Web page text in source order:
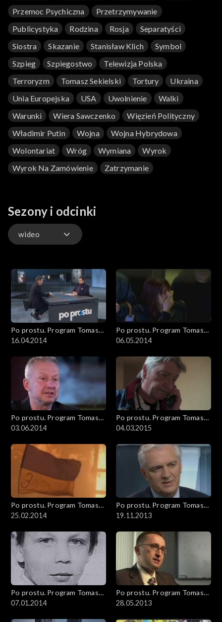
Przemoc Psychiczna
Przetrzymywanie
Publicystyka
Rodzina Rosja
Separatyści
Siostra
Skazanie Stanisław Klich
Symbol
Szpieg
Szpiegostwo
Telewizja Polska
Terroryzm
Tomasz Sekielski Tortury
Ukraina
Unia Europejska
USA Uwolnienie
Walki
Warunki
Wiera Sawczenko
Więzień Polityczny
Władimir Putin
Wojna
Wojna Hybrydowa
Wolontariat
Wróg Wymiana
Wyrok
Wyrok Na Zamówienie
Zatrzymanie
Sezony i odcinki
wideo
Po prostu. Program Tomasza
Sekielskiego
16.04.2014
Po prostu. Program Tomasza
Sekielskiego
06.05.2014
Po prostu. Program Tomasza
Sekielskiego
03.06.2014
Po prostu. Program Tomasza
Sekielskiego
04.03.2015
Po prostu. Program Tomasza
Sekielskiego
25.02.2014
Po prostu. Program Tomasza
Sekielskiego
19.11.2013
Po prostu. Program Tomasza
Sekielskiego
07.01.2014
Po prostu. Program Tomasza
Sekielskiego
28.05.2013